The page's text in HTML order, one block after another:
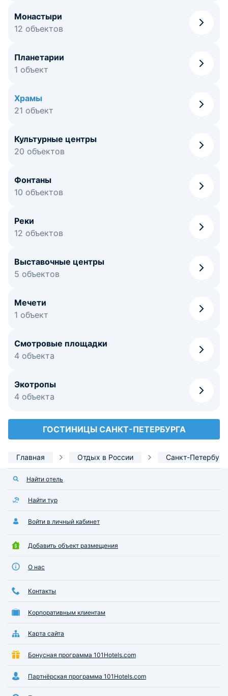
Монастыри
12 объектов
Планетарии
1 объект
Храмы
21 объект
Культурные центры
20 объектов
Фонтаны
10 объектов
Реки
12 объектов
Выставочные центры
5 объектов
Мечети
1 объект
Смотровые площадки
4 объекта
Экотропы
4 объекта
ГОСТИНИЦЫ САНКТ-ПЕТЕРБУРГА
Главная Отдых в России Санкт-Петербург
Найти отель
Найти тур
Войти в личный кабинет
Добавить объект размещения
О нас
Контакты
Корпоративным клиентам
Карта сайта
Бонусная программа 101Hotels.com
Партнёрская программа 101Hotels.com